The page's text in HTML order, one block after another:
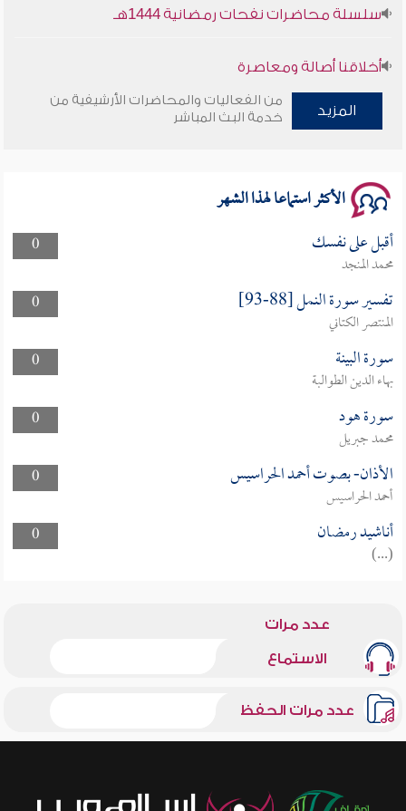
سلسلة محاضرات نفحات رمضانية 1444هـ
أخلاقنا أصالة ومعاصرة
وأمنهم من خوف 9
المزيد
من الفعاليات والمحاضرات الأرشيفية من
خدمة البث المباشر
الأكثر استماعا لهذا الشهر
0 أقبل على نفسك
محمد المنجد
0
تفسير سورة النمل [88-93]
المنتصر الكتاني
0
سورة البينة
بهاء الدين الطوالبة
0
سورة هود
محمد جبريل
0
الأذان- بصوت أحمد الحراسيس
أحمد الحراسيس
0
أناشيد رمضان
(...)
عدد مرات
الاستماع
عدد مرات الحفظ